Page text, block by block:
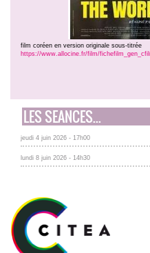
film coréen en version originale sous-titrée
https://www.allocine.fr/film/
LES SEANCES...
jeudi 4 juin 2026 - 17h00
lundi 8 juin 2026 - 14h30